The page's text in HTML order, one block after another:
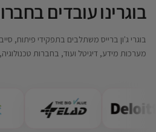
בוגרינו עובדים
מערכות מידע, דיגיטל ועוד, בחברות